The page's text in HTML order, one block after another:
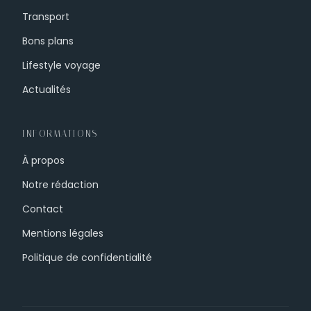
Transport
Bons plans
Lifestyle voyage
Actualités
INFORMATIONS
À propos
Notre rédaction
Contact
Mentions légales
Politique de confidentialité